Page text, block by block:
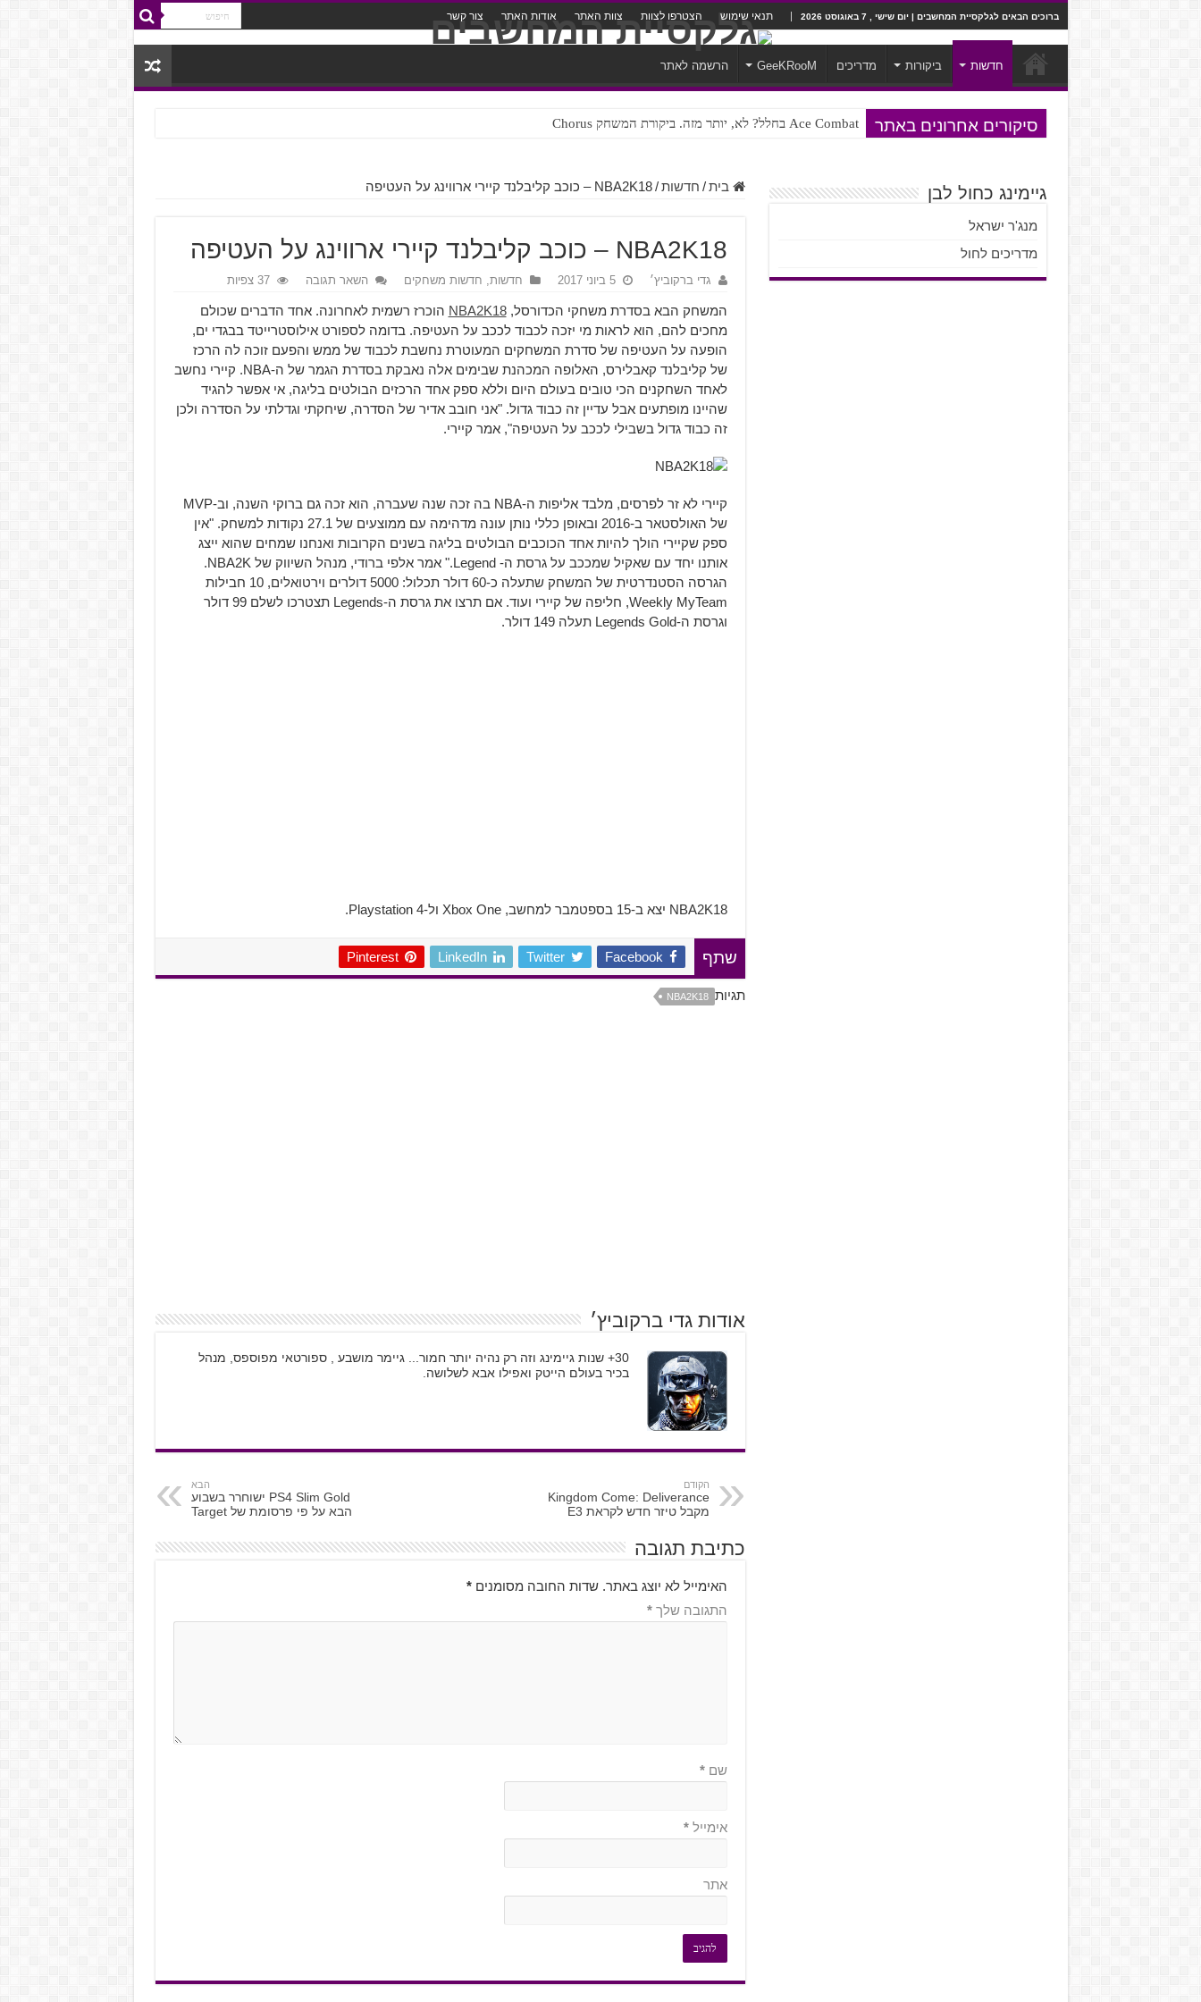
ברוכים הבאים לגלקסיית המחשבים | יום שישי , 7 באוגוסט 2026 תנאי שימוש הצטרפו לצוות צוות האתר אודות האתר צור קשר
חדשות ביקורות מדריכים GeeKRooM הרשמה לאתר
סיקורים אחרונים באתר Ace Combat בחלל? לא, יותר מזה. ביקורת המשחק Chorus
Steven Universe והשירים שתורגמו בצורה נוראית לעברית
בית / חדשות / NBA2K18 – כוכב קליבלנד קיירי ארווינג על העטיפה
NBA2K18 – כוכב קליבלנד קיירי ארווינג על העטיפה
גדי ברקוביץ׳ 5 ביוני 2017 חדשות, חדשות משחקים השאר תגובה 37 צפיות
המשחק הבא בסדרת משחקי הכדורסל,NBA2K18 הוכרז רשמית לאחרונה. אחד הדברים שכולם
מחכים להם, הוא לראות מי יזכה לכבוד לככב על העטיפה. בדומה לספורט אילוסטרייטד בבגדי ים,
הופעה על העטיפה של סדרת המשחקים המעוטרת נחשבת לכבוד של ממש והפעם זוכה לה הרכז
של קליבלנד קאבלירס, האלופה המכהנת שבימים אלה נאבקת בסדרת הגמר של ה-NBA. קיירי נחשב
לאחד השחקנים הכי טובים בעולם היום וללא ספק אחד הרכזים הבולטים בליגה, אי אפשר להגיד
שהיינו מופתעים אבל עדיין זה כבוד גדול. "אני חובב אדיר של הסדרה, שיחקתי וגדלתי על הסדרה ולכן
זה כבוד גדול בשבילי לככב על העטיפה", אמר קיירי.
קיירי לא זר לפרסים, מלבד אליפות ה-NBA בה זכה שנה שעברה, הוא זכה גם ברוקי השנה, וב-MVP
של האולסטאר ב-2016 ובאופן כללי נותן עונה מדהימה עם ממוצעים של 27.1 נקודות למשחק. "אין
ספק שקיירי הולך להיות אחד הכוכבים הבולטים בליגה בשנים הקרובות ואנחנו שמחים שהוא ייצג
אותנו יחד עם שאקיל שמככב על גרסת ה- Legend." אמר אלפי ברודי, מנהל השיווק של NBA2K.
הגרסה הסטנדרטית של המשחק שתעלה כ-60 דולר תכלול: 5000 דולרים וירטואלים, 10 חבילות
Weekly MyTeam, חליפה של קיירי ועוד. אם תרצו את גרסת ה-Legends תצטרכו לשלם 99 דולר
וגרסת ה-Legends Gold תעלה 149 דולר.
NBA2K18 יצא ב-15 בספטמבר למחשב, Xbox One ול-Playstation 4.
שתף Facebook
Twitter
LinkedIn
Pinterest
תגיות NBA2K18
אודות גדי ברקוביץ׳
30+ שנות גיימינג וזה רק נהיה יותר חמור... גיימר מושבע , ספורטאי מפוספס, מנהל
בכיר בעולם הייטק ואפילו אבא לשלושה.
הקודם
Kingdom Come: Deliverance
מקבל טיזר חדש לקראת E3
הבא
PS4 Slim Gold ישוחרר בשבוע
הבא על פי פרסומת של Target
כתיבת תגובה
האימייל לא יוצג באתר. שדות החובה מסומנים*
התגובה שלך*
שם*
אימייל*
אתר
גיימינג כחול לבן
מנג'ר ישראל
מדריכים לחול